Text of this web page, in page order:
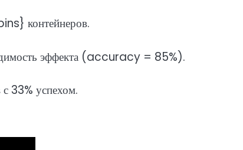
контейнеров.
эффекта (accuracy = 85%).
33% успехом.